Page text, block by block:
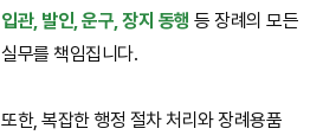
입관, 발인, 운구, 장지 동행 등 장례의 모든
실무를 책임집니다.
또한, 복잡한 행정 절차 처리와 장례용품